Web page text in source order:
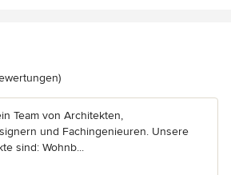
5 von 5 Sternen
Team von Architekten,
und Fachingenieuren. Unsere
sind: Wohnb...